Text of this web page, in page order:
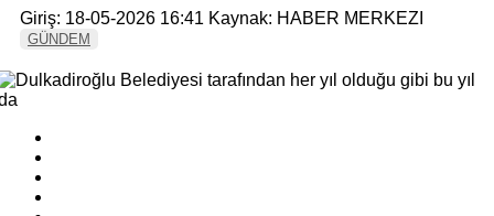
Giriş: 18-05-2026 16:41 Kaynak: HABER MERKEZI
GÜNDEM